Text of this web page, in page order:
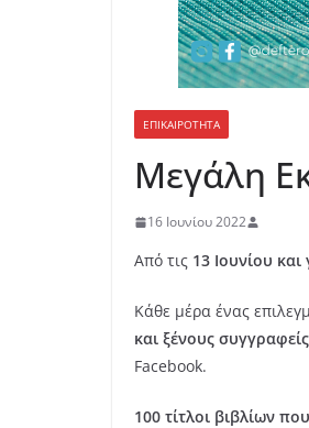
ΕΠΙΚΑΙΡΟΤΗΤΑ
Mεγάλη
16 Ιουνίου 2022
Από τις 13 Ιουνίου
Κάθε μέρα ένας
και ξένους
Facebook.
100 τίτλοι βιβλίων